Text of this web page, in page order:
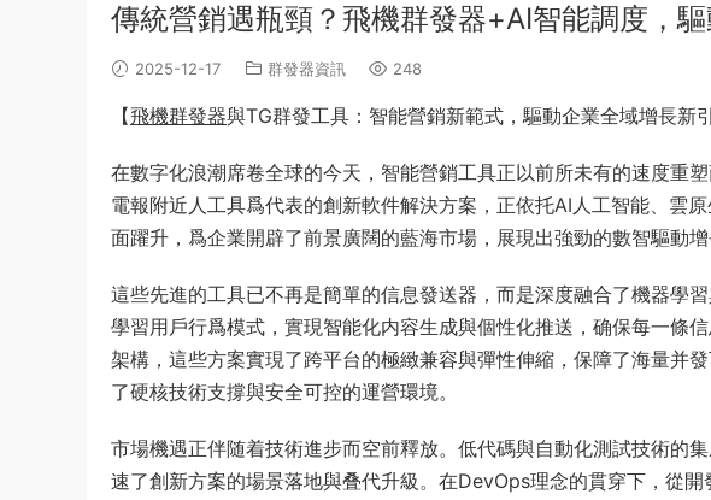
傳統營銷遇瓶頸？飛機群發器+AI智能調度，
2025-12-17 群發器資訊 248
【飛機群發器與TG群發工具：智能營銷新範式，驅動企業全域增長新引
在數字化浪潮席卷全球的今天，智能營銷工具正以前所未有的速度重
電報附近人工具爲代表的創新軟件解決方案，正依托AI人工智能、雲
面躍升，爲企業開辟了前景廣闊的藍海市場，展現出強勁的數智驅動增
這些先進的工具已不再是簡單的信息發送器，而是深度融合了機器學
學習用戶行爲模式，實現智能化内容生成與個性化推送，确保每一條
架構，這些方案實現了跨平台的極緻兼容與彈性伸縮，保障了海量并
了硬核技術支撐與安全可控的運營環境。
市場機遇正伴随着技術進步而空前釋放。低代碼與自動化測試技術的
速了創新方案的場景落地與叠代升級。在DevOps理念的貫穿下，從